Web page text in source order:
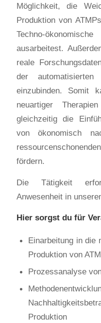
Möglichkeit, die
Produktion von
Techno-
ausarbeitest.
reale
der
einzubinden. Somit
neuartiger
gleichzeitig die
von ökonomisch
fördern.
Die Tätigkeit
Anwesenheit in
Hier sorgst du für
Einarbeitung in die
Produktion von
Prozessanalyse
Produktion